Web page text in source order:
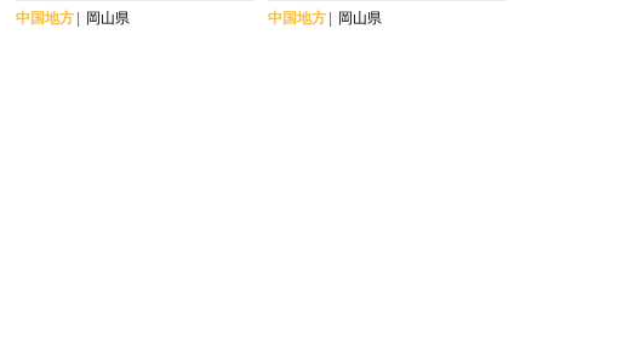
気 新鮮】
中国地方 岡山県 中国地方 岡山県